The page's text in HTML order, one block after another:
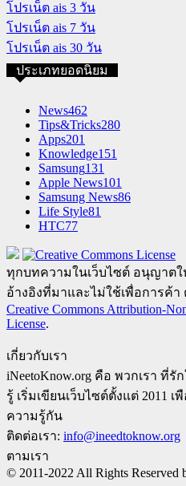
โปรเน็ต ais 3 วัน
โปรเน็ต ais 7 วัน
โปรเน็ต ais 30 วัน
ประเภทยอดนิยม
News462
Tips&Tricks280
Apps201
Knowledge151
Samsung131
Apple News101
Samsung News86
Life Style81
HTC77
ทุกบทความในเว็บไซต์ อนุญาตใ
อ้างอิงที่มาและไม่ใช้เพื่อการ
Creative Commons Attribution-
License.
เกี่ยวกับเรา
iNeetoKnow.org คือ พวกเรา ที่
รู้ เริ่มเขียนเว็บไซต์ตั้งแต่ 2011
ความรู้กัน
ติดต่อเรา: info@ineedtoknow.org
ตามเรา
© 2011-2022 All Rights Reserved